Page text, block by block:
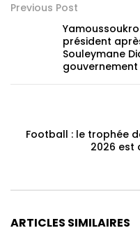
Previous Post
président
Souleymane
gouvernement
Football : le trophée
2026 est
ARTICLES SIMILAIRES